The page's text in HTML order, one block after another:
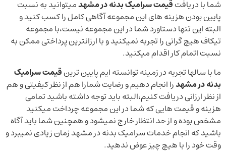
شما با دریافتقیمت سرامیک بدنه در مشهدمیتوانید به نسبت
پایین بودن هزینه های این مجموعه آگاهی کامل را کسب کنید و
البته این تنها دستاورد شما در این مجموعه نیست،با مجموعه
تیکاف هیچ گرانی را تجربه نمیکنید و با ارزانترین پرداختی ممکن به
نسبت اتمام کار اقدام میکنید.
ما با سالها تجربه در زمینه توانسته ایم پایین ترینقیمت سرامیک
بدنه در مشهدرا انجام دهیم و رضایت شمارا هم از نظر کیفیتی و هم
از نظر ارزانی دریافت کنیم،البته باید توجه داشته باشید تمامی
هزینه و قیمت هایی که شما در این مجموعه چرداخت میکنید
مشخص بوده و از حد انتظار خارج نمیشود و همچنین شما باید آگاه
باشید که انجام خدمات سرامیک بدنه در مشهد زمان زیادی نمیبرد و
وقت خود را با هیچ چیز عوض ندهید.